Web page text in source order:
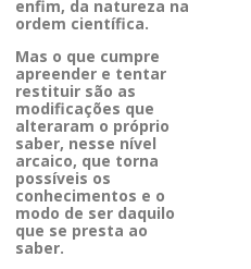
enfim, da natureza na
ordem científica.
Mas o que cumpre
apreender e tentar
restituir são as
modificações que
alteraram o próprio
saber, nesse nível
arcaico, que torna
possíveis os
conhecimentos e o
modo de ser daquilo
que se presta ao
saber.